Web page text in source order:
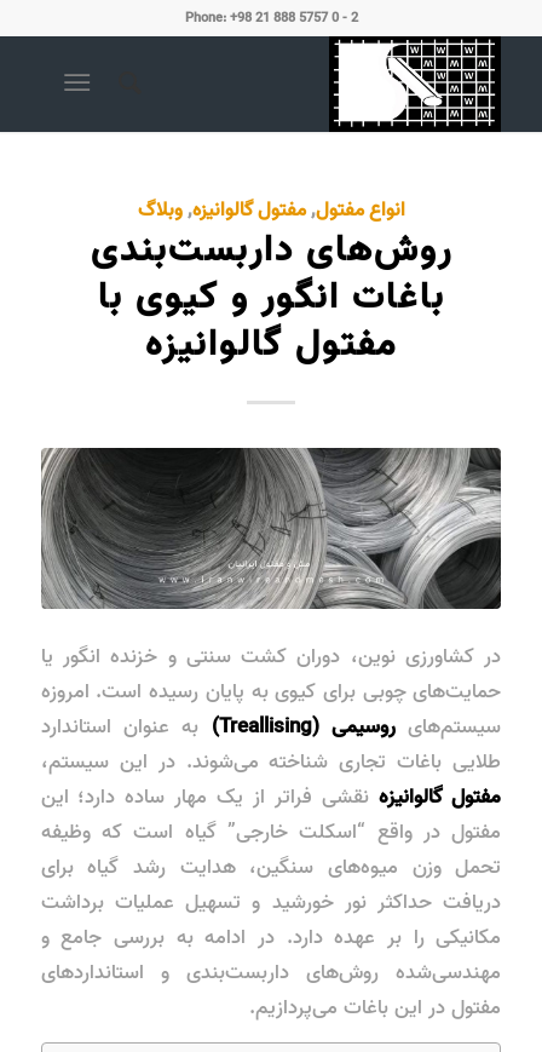
Phone: +98 21 888 5757 0 - 2
انواع مفتول,مفتول گالوانیزه,وبلاگ
روش‌های داربست‌بندی
باغات انگور و کیوی با
مفتول گالوانیزه
در کشاورزی نوین، دوران کشت سنتی و خزنده انگور یا
حمایت‌های چوبی برای کیوی به پایان رسیده است. امروزه
سیستم‌های روسیمی (Treallising)
به عنوان استاندارد
طلایی باغات تجاری شناخته می‌شوند. در این سیستم،
مفتول گالوانیزه نقشی فراتر از یک مهار ساده دارد؛ این
مفتول در واقع “اسکلت خارجی” گیاه است که وظیفه
تحمل وزن میوه‌های سنگین، هدایت رشد گیاه برای
دریافت حداکثر نور خورشید و تسهیل عملیات برداشت
مکانیکی را بر عهده دارد. در ادامه به بررسی جامع و
مهندسی‌شده روش‌های داربست‌بندی و استانداردهای
مفتول در این باغات می‌پردازیم.